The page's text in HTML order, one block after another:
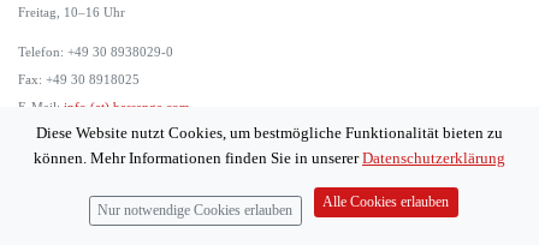
Freitag, 10–16 Uhr
Telefon: +49 30 8938029-0
Fax: +49 30 8918025
E-Mail: info (at) bassenge.com
Diese Website nutzt Cookies, um bestmögliche Funktionalität bieten zu
können. Mehr Informationen finden Sie in unsererDatenschutzerklärung
Nur notwendige Cookies erlauben
Alle Cookies erlauben